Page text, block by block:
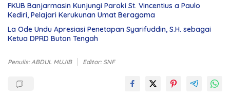
FKUB Banjarmasin Kunjungi Paroki St. Vincentius a Paulo
Kediri, Pelajari Kerukunan Umat Beragama
La Ode Undu Apresiasi Penetapan Syarifuddin, S.H. sebagai
Ketua DPRD Buton Tengah
Penulis: ABDUL MUJIB Editor: SNF